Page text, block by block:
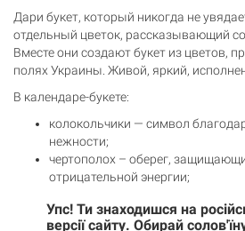
Дари букет, который никогда не
отдельный цветок, рассказывающий
Вместе они создают букет из цветов,
полях Украины. Живой, яркий,
В календаре-букете:
колокольчики — символ
нежности;
чертополох – оберег,
отрицательной энергии;
молодости и страсти;
Упс! Ти знаходишся на
версії сайту. Обирай